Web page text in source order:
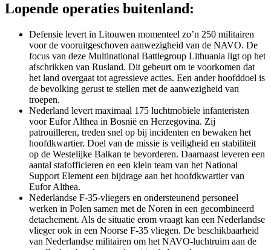
Lopende operaties buitenland:
Defensie levert in Litouwen momenteel zo’n 250 militairen
voor de vooruitgeschoven aanwezigheid van de NAVO. De
focus van deze Multinational Battlegroup Lithuania ligt op het
afschrikken van Rusland. Dit gebeurt om te voorkomen dat
het land overgaat tot agressieve acties. Een ander hoofddoel is
de bevolking gerust te stellen met de aanwezigheid van
troepen.
Nederland levert maximaal 175 luchtmobiele infanteristen
voor Eufor Althea in Bosnië en Herzegovina. Zij
patrouilleren, treden snel op bij incidenten en bewaken het
hoofdkwartier. Doel van de missie is veiligheid en stabiliteit
op de Westelijke Balkan te bevorderen. Daarnaast leveren een
aantal stafofficieren en een klein team van het National
Support Element een bijdrage aan het hoofdkwartier van
Eufor Althea.
Nederlandse F-35-vliegers en ondersteunend personeel
werken in Polen samen met de Noren in een gecombineerd
detachement. Als de situatie erom vraagt kan een Nederlandse
vlieger ook in een Noorse F-35 vliegen. De beschikbaarheid
van Nederlandse militairen om het NAVO-luchtruim aan de